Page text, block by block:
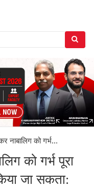
नाबालिग को गर्भ...
को गर्भ पूरा
जा सकता: